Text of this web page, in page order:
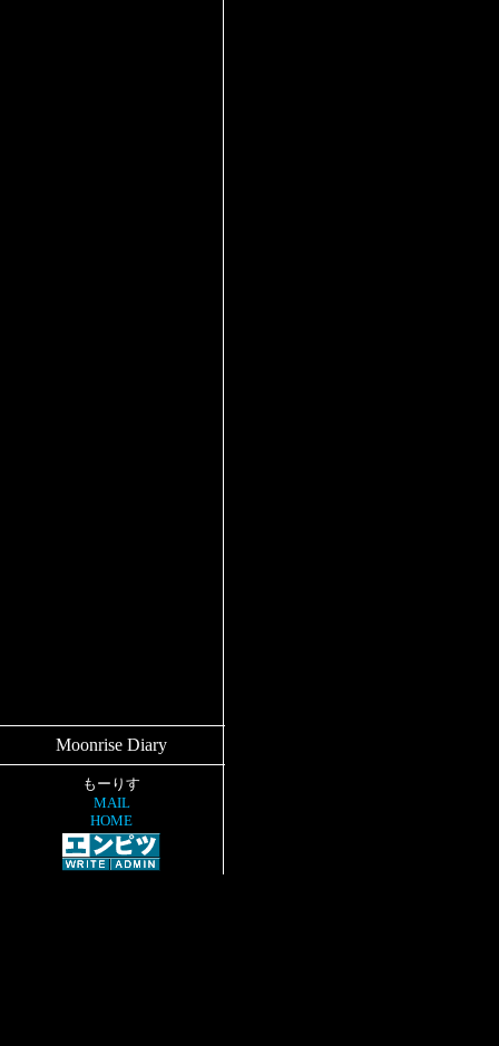
Moonrise Diary
もーりす
MAIL
HOME